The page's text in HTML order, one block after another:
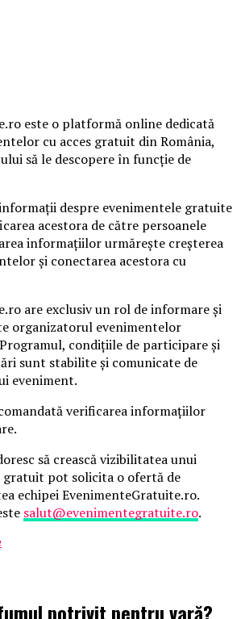
este o platformă online dedicată
cu acces gratuit din România,
să le descopere în funcție de
despre evenimentele gratuite
acestora de către persoanele
informațiilor urmărește creșterea
și conectarea acestora cu
are exclusiv un rol de informare și
organizatorul evenimentelor
condițiile de participare și
sunt stabilite și comunicate de
eveniment.
verificarea informațiilor
să crească vizibilitatea unui
gratuit pot solicita o ofertă de
echipei EvenimenteGratuite.ro.
salut@evenimentegratuite.ro.
potrivit pentru vară?